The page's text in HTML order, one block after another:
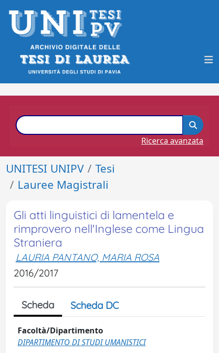
Ricerca avanzata
UNITESI UNIPV
Tesi
Lauree Magistrali
Gli atti linguistici di lamentela e
rimprovero nell'Inglese come Lingua
Straniera
LAURIA PANTANO, MARIA ROSA
2016/2017
Scheda Scheda DC
Facoltà/Dipartimento
DIPARTIMENTO DI STUDI UMANISTICI